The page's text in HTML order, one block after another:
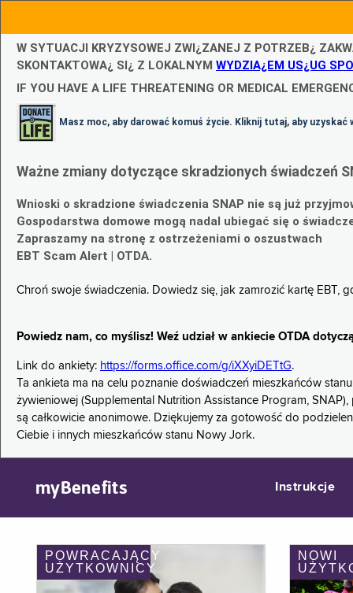
W SYTUACJI KRYZYSOWEJ ZWI¿ZANEJ Z POTRZEB¿
SKONTAKTOWA¿ SI¿ Z LOKALNYM WYDZIA¿EM US¿UG
IF YOU HAVE A LIFE THREATENING OR MEDICAL
Masz moc, aby darować komuś życie. Kliknij tutaj, aby uzyskać
Ważne zmiany dotyczące skradzionych świadczeń
Wnioski o skradzione świadczenia SNAP nie są już
Gospodarstwa domowe mogą nadal ubiegać się o
Zapraszamy na stronę z ostrzeżeniami o oszustwach
EBT Scam Alert | OTDA.
Chroń swoje świadczenia. Dowiedz się, jak zamrozić kartę EBT,
Powiedz nam, co myślisz! Weź udział w ankiecie OTDA
Link do ankiety: https://forms.office.com/g/iXXyiDETtG.
Ta ankieta ma na celu poznanie doświadczeń mieszkańców
żywieniowej (Supplemental Nutrition Assistance Program,
są całkowicie anonimowe. Dziękujemy za gotowość do
Ciebie i innych mieszkańców stanu Nowy Jork.
myBenefits Instrukcje
POWRACAJĄCY
UŻYTKOWNICY
NOWI